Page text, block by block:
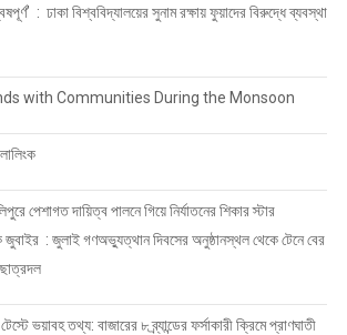
: ঢাকা বিশ্ববিদ্যালয়ের সুনাম রক্ষায় ফুয়াদের বিরুদ্ধে ব্যবস্থা
with Communities During the Monsoon
পেশাগত দায়িত্ব পালনে গিয়ে নির্যাতনের শিকার স্টার
জুবাইর : জুলাই গণঅভ্যুত্থান দিবসের অনুষ্ঠানস্থল থেকে টেনে বের
ভয়াবহ তথ্য: বাজারের ৮ ব্র্যান্ডের ফর্সাকারী ক্রিমে প্রাণঘাতী